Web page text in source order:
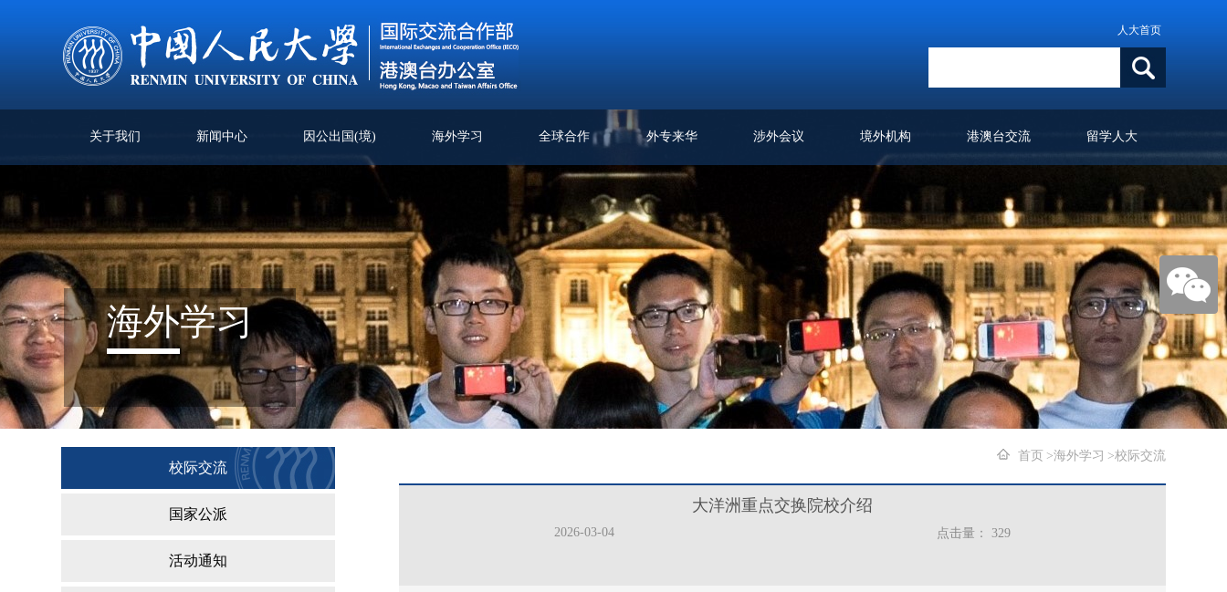
人大首页
关于我们 新闻中心 因公出国(境) 海外学习 全球合作 外专来华 涉外会议 境外机构 港澳台交流 留学人大
海外学习
校际交流
国家公派
活动通知
首页 海外学习 校际交流
大洋洲重点交换院校介绍
2026-03-04 点击量： 329